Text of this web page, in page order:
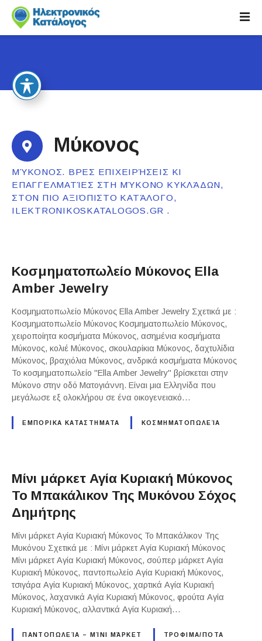
i
c
Μύκονος
ΜΎΚΟΝΟΣ. ΒΡΕΣ ΕΠΙΧΕΙΡΉΣΕΙΣ ΚΙ
ΕΠΑΓΓΕΛΜΑΤΊΕΣ ΣΤΗ ΜΎΚΟΝΟ ΚΥΚΛΆΔΩΝ,
ΣΤΟΝ ΠΙΟ ΑΞΙΌΠΙΣΤΟ ΚΑΤΆΛΟΓΟ,
ILEKTRONIKOSKATALOGOS.GR .
Κοσμηματοπωλείο Μύκονος Ella
Amber Jewelry
Κοσμηματοπωλείο Μύκονος Ella Amber Jewelry Σχετικά με :
Κοσμηματοπωλείο Μύκονος Κοσμηματοπωλείο Μύκονος,
χειροποίητα κοσμήματα Μύκονος, ασημένια κοσμήματα
Μύκονος, κολιέ Μύκονος, σκουλαρίκια Μύκονος, δαχτυλίδια
Μύκονος, βραχιόλια Μύκονος, ανδρικά κοσμήματα Μύκονος
Το κοσμηματοπωλείο "Ella Amber Jewelry" βρίσκεται στην
Μύκονο στην οδό Ματογιάννη. Είναι μια Ελληνίδα που
μεγάλωσε εξ ολοκλήρου σε ένα οικογενειακό…
ΕΜΠΟΡΙΚΑ ΚΑΤΑΣΤΗΜΑΤΑ ΚΟΣΜΗΜΑΤΟΠΩΛΕΊΑ
Μίνι μάρκετ Αγία Κυριακή Μύκονος
Το Μπακάλικον Της Μυκόνου Σόχος
Δημήτρης
Μίνι μάρκετ Αγία Κυριακή Μύκονος Το Μπακάλικον Της
Μυκόνου Σχετικά με : Μίνι μάρκετ Αγία Κυριακή Μύκονος
Μίνι μάρκετ Αγία Κυριακή Μύκονος, σούπερ μάρκετ Αγία
Κυριακή Μύκονος, παντοπωλείο Αγία Κυριακή Μύκονος,
τσιγάρα Αγία Κυριακή Μύκονος, χαρτικά Αγία Κυριακή
Μύκονος, λαχανικά Αγία Κυριακή Μύκονος, φρούτα Αγία
Κυριακή Μύκονος, αλλαντικά Αγία Κυριακή…
ΠΑΝΤΟΠΩΛΕΊΑ – ΜΊΝΙ ΜΆΡΚΕΤ ΤΡΟΦΙΜΑ/ΠΟΤΑ